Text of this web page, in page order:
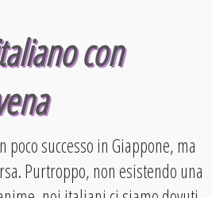
con
poco successo in Giappone, ma
Purtroppo, non esistendo una